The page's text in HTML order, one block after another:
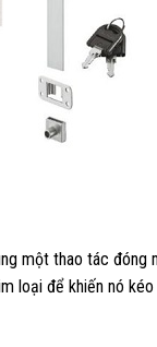
một thao tác
loại để khiến nó